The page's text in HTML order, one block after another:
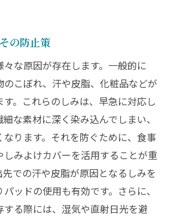
功のための重要なチェックポイ
るしみの再発防止策
るしみ抜きの注意点とその理由
の効果を最大限に引き出すための
に知っておくべき基礎知識
しさを持続するしみ抜きの要点
の防止策
な原因が存在します。一般的に
こぼれ、汗や皮脂、化粧品などが
す。これらのしみは、早急に対応し
な素材に深く染み込んでしまい、
ります。それを防ぐために、食事
しみよけカバーを活用することが重
での汗や皮脂が原因となるしみを
ッドの使用も有効です。さらに、
する際には、湿気や直射日光を避